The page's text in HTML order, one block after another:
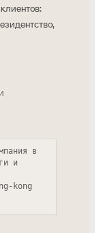
в
и
kong